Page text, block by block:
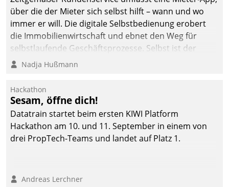
über die der Mieter sich selbst hilft – wann und wo
immer er will. Die digitale Selbstbedienung erobert
die Immobilienwirtschaft und ebnet den Weg für
selbstlaufende Geschäftsprozesse. Selbst ist der
Kunde und smart der Serviceanbieter.
Nadja Hußmann
Hackathon
Sesam, öffne dich!
Datatrain startet beim ersten KIWI Platform
Hackathon am 10. und 11. September in einem von
drei PropTech-Teams und landet auf Platz 1.
Andreas Lerchner